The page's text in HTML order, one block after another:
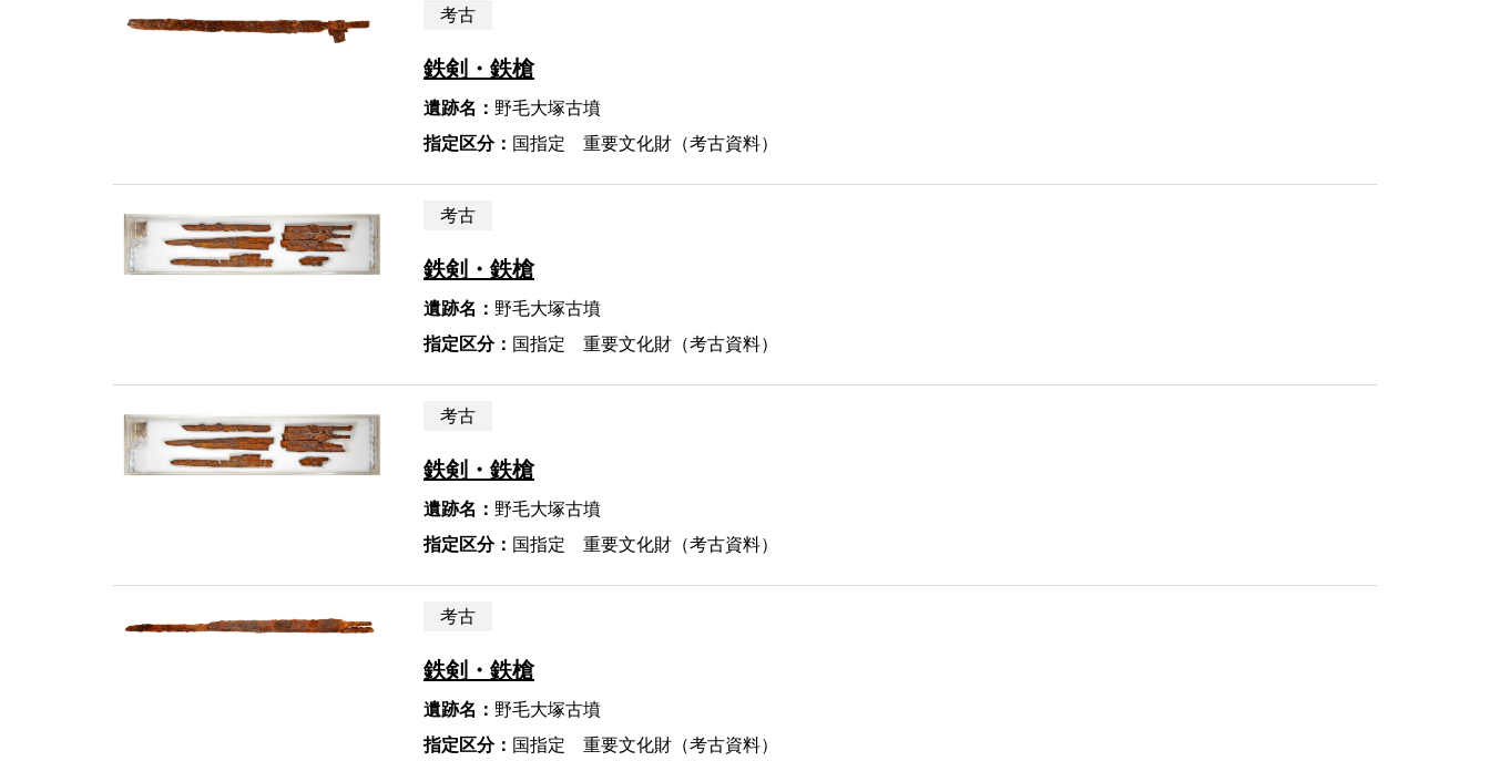
考古
鉄剣・鉄槍
遺跡名： 野毛大塚古墳
指定区分： 国指定 重要文化財（考古資料）
考古
鉄剣・鉄槍
遺跡名： 野毛大塚古墳
指定区分： 国指定 重要文化財（考古資料）
考古
鉄剣・鉄槍
遺跡名： 野毛大塚古墳
指定区分： 国指定 重要文化財（考古資料）
考古
鉄剣・鉄槍
遺跡名： 野毛大塚古墳
指定区分： 国指定 重要文化財（考古資料）